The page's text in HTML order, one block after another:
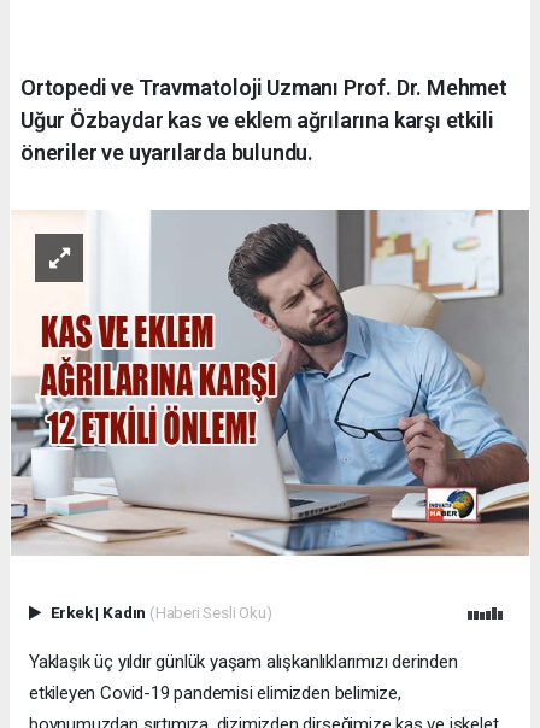
Ortopedi ve Travmatoloji Uzmanı Prof. Dr. Mehmet
Uğur Özbaydar kas ve eklem ağrılarına karşı etkili
öneriler ve uyarılarda bulundu.
Erkek| Kadın (Haberi Sesli Oku)
Yaklaşık üç yıldır günlük yaşam alışkanlıklarımızı derinden
etkileyen Covid-19 pandemisi elimizden belimize,